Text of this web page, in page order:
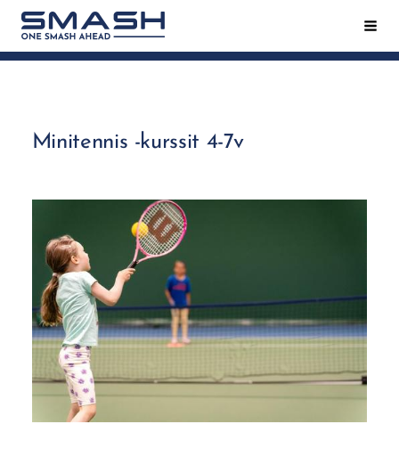
Siirry
sivun
sisältöön
Smash ry - Suomen suurin mailapeliseura
Minitennis -kurssit 4-7v